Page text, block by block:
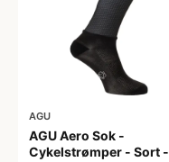
AGU
AGU Aero Sok -
Cykelstrømper - Sort -